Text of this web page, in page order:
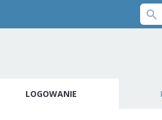
LOGOWANIE